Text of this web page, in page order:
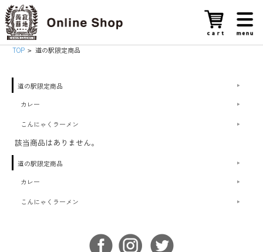
TOP > 道の駅限定商品
道の駅限定商品
カレー
こんにゃくラーメン
該当商品はありません。
道の駅限定商品
カレー
こんにゃくラーメン